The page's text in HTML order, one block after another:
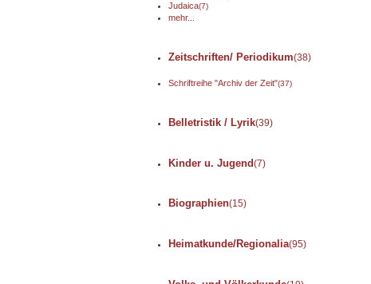
Judaica(7)
mehr...
Zeitschriften/ Periodikum(38)
Schriftreihe "Archiv der Zeit"(37)
Belletristik / Lyrik(39)
Kinder u. Jugend(7)
Biographien(15)
Heimatkunde/Regionalia(95)